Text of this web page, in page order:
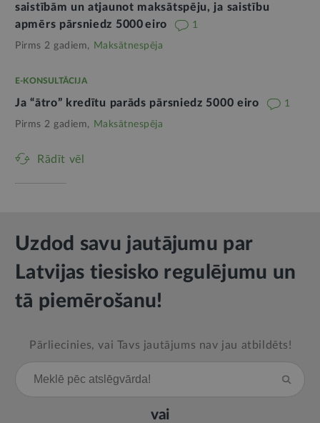
saistībām un atjaunot maksātspēju, ja saistību
apmērs pārsniedz 5000 eiro
1
Pirms 2 gadiem, Maksātnespēja
E-KONSULTĀCIJA
Ja “ātro” kredītu parāds pārsniedz 5000 eiro 1
Pirms 2 gadiem, Maksātnespēja
Rādīt vēl
Uzdod savu jautājumu par
Latvijas tiesisko regulējumu un
tā piemērošanu!
Pārliecinies, vai Tavs jautājums nav jau atbildēts!
vai